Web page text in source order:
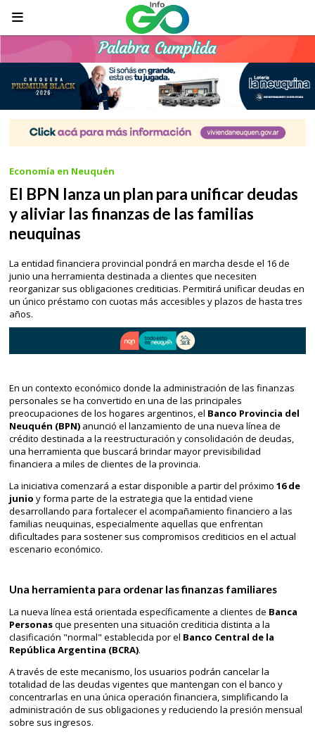
El BPN lanza un plan para unificar deudas
y aliviar las finanzas de las familias
neuquinas
La entidad financiera provincial pondrá en marcha desde el 16 de
junio una herramienta destinada a clientes que necesiten
reorganizar sus obligaciones crediticias. Permitirá unificar deudas en
un único préstamo con cuotas más accesibles y plazos de hasta tres
años.
Economía en Neuquén
En un contexto económico donde la administración de las finanzas
personales se ha convertido en una de las principales
preocupaciones de los hogares argentinos, el Banco Provincia del
Neuquén (BPN) anunció el lanzamiento de una nueva línea de
crédito destinada a la reestructuración y consolidación de deudas,
una herramienta que buscará brindar mayor previsibilidad
financiera a miles de clientes de la provincia.
La iniciativa comenzará a estar disponible a partir del próximo 16 de
junio y forma parte de la estrategia que la entidad viene
desarrollando para fortalecer el acompañamiento financiero a las
familias neuquinas, especialmente aquellas que enfrentan
dificultades para sostener sus compromisos crediticios en el actual
escenario económico.
Una herramienta para ordenar las finanzas familiares
La nueva línea está orientada específicamente a clientes de Banca
Personasque presenten una situación crediticia distinta a la
clasificación "normal" establecida por el Banco Central de la
República Argentina (BCRA).
A través de este mecanismo, los usuarios podrán cancelar la
totalidad de las deudas vigentes que mantengan con el banco y
concentrarlas en una única operación financiera, simplificando la
administración de sus obligaciones y reduciendo la presión mensual
sobre sus ingresos.